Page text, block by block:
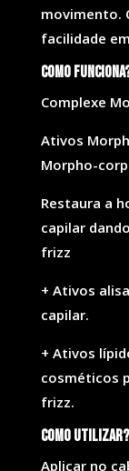
movimento.
facilidade
Como
Complexe
Ativos
Morpho-
Restaura a
capilar
frizz
+ Ativos
capilar.
+ Ativos
cosméticos
frizz.
Como utilizar?
Aplicar no